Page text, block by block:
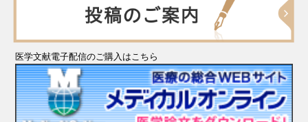
医学文献電子配信のご購入はこちら